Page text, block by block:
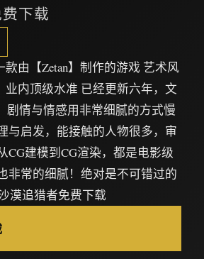
下载
由【Zetan】制作的游戏 艺术风
业内顶级水准 已经更新六年，文
剧情与情感用非常细腻的方式慢
与启发，能接触的人物很多，审
CG建模到CG渲染，都是电影级
非常的细腻！绝对是不可错过的
漠追猎者免费下载